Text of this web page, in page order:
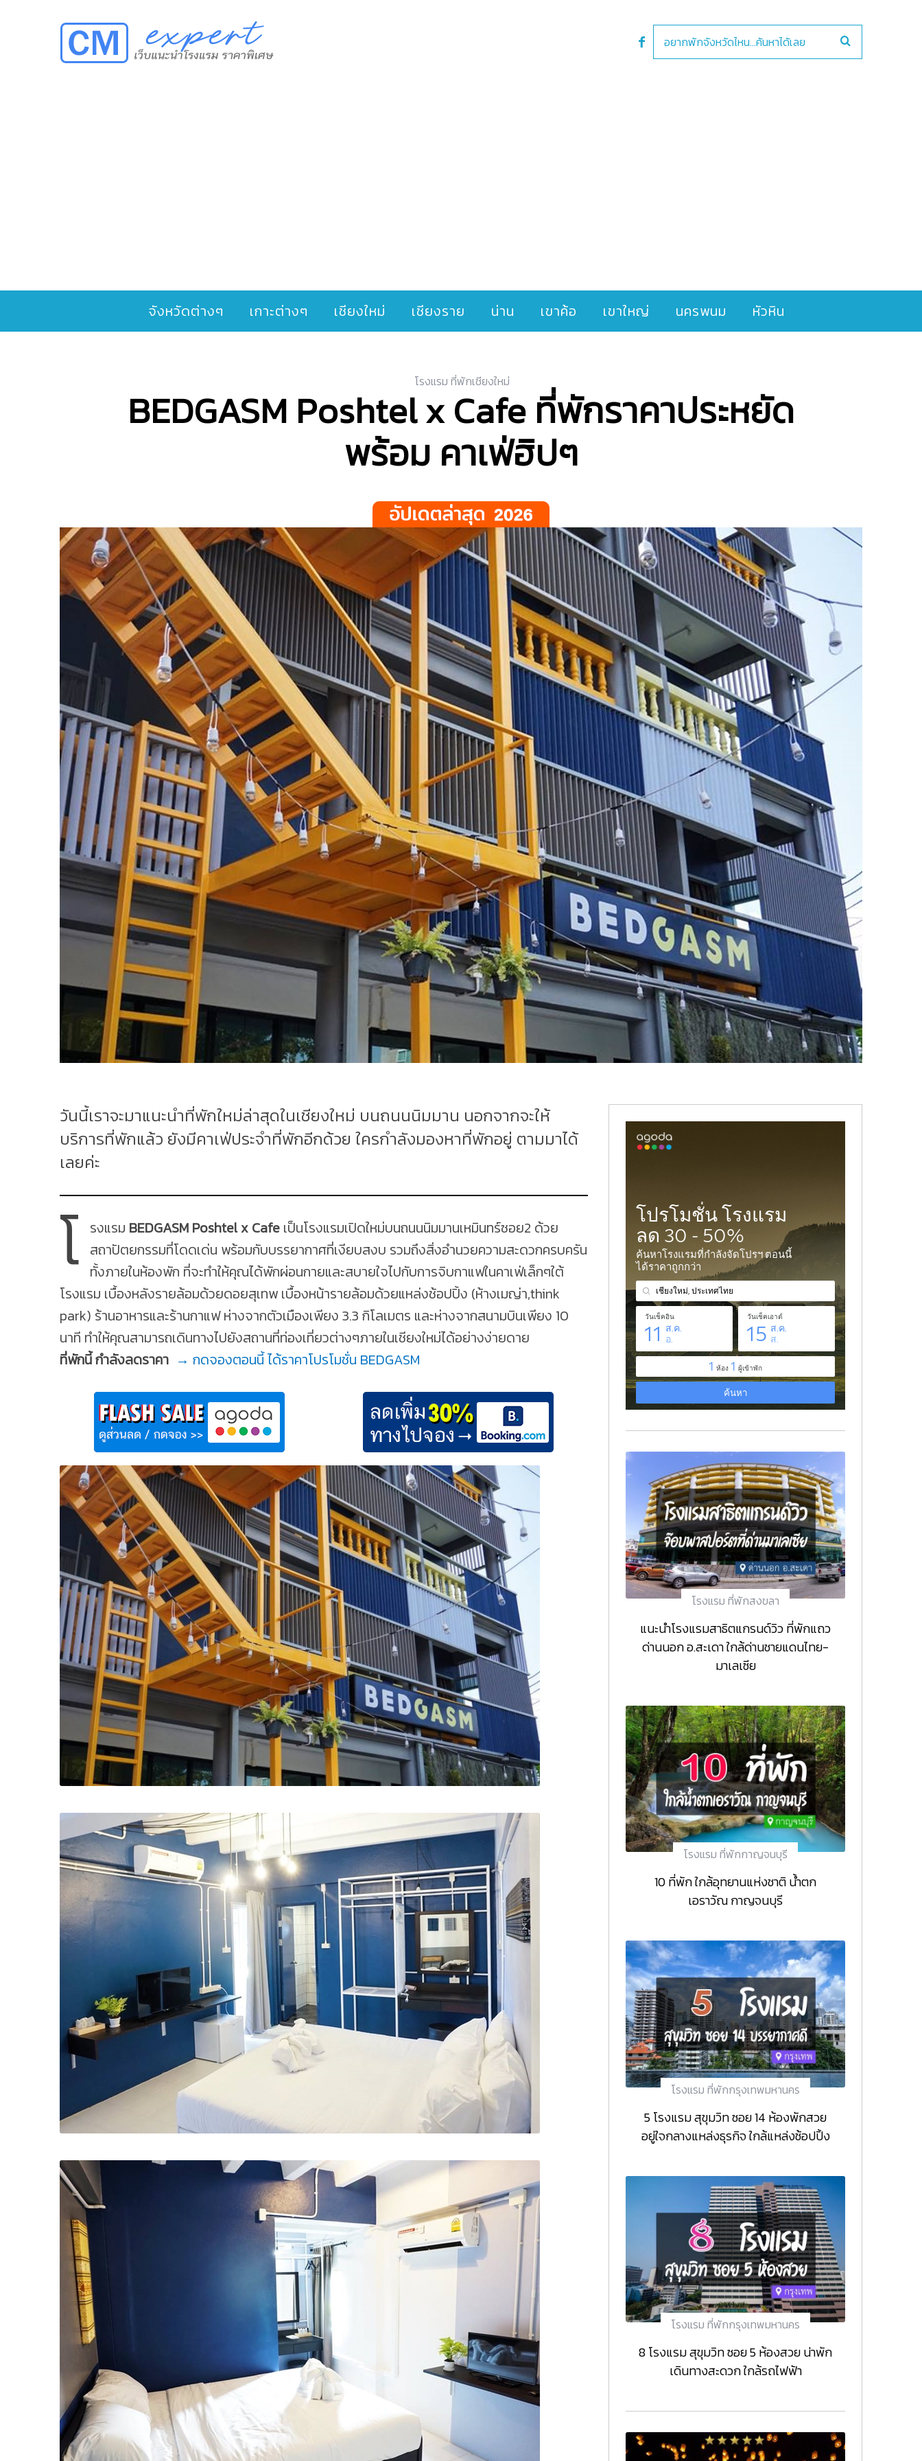
จังหวัดต่างๆ เกาะต่างๆ เชียงใหม่ เชียงราย น่าน เขาค้อ เขาใหญ่ นครพนม หัวหิน
โรงแรม ที่พักเชียงใหม่
BEDGASM Poshtel x Cafe ที่พักราคาประหยัด
พร้อม คาเฟ่ฮิปๆ
วันนี้เราจะมาแนะนำที่พักใหม่ล่าสุดในเชียงใหม่ บนถนนนิมมาน นอกจากจะให้
บริการที่พักแล้ว ยังมีคาเฟ่ประจำที่พักอีกด้วย ใครกำลังมองหาที่พักอยู่ ตามมาได้
เลยค่ะ
โ รงแรม BEDGASM Poshtel x Cafe เป็นโรงแรมเปิดใหม่บนถนนนิมมานเหมินทร์ซอย2 ด้วย
สถาปัตยกรรมที่โดดเด่น พร้อมกับบรรยากาศที่เงียบสงบ รวมถึงสิ่งอำนวยความสะดวกครบครัน
ทั้งภายในห้องพัก ที่จะทำให้คุณได้พักผ่อนกายและสบายใจไปกับการจิบกาแฟในคาเฟ่เล็กๆใต้
โรงแรม เบื้องหลังรายล้อมด้วยดอยสุเทพ เบื้องหน้ารายล้อมด้วยแหล่งช้อปปิ้ง (ห้างเมญ่า,think
park) ร้านอาหารและร้านกาแฟ ห่างจากตัวเมืองเพียง 3.3 กิโลเมตร และห่างจากสนามบินเพียง 10
นาที ทำให้คุณสามารถเดินทางไปยังสถานที่ท่องเที่ยวต่างๆภายในเชียงใหม่ได้อย่างง่ายดาย
ที่พักนี้ กำลังลดราคา → กดจองตอนนี้ ได้ราคาโปรโมชั่น BEDGASM
โรงแรม ที่พักสงขลา
แนะนำโรงแรมสาธิตแกรนด์วิว ที่พักแถว
ด่านนอก อ.สะเดา ใกล้ด่านชายแดนไทย-
มาเลเซีย
โรงแรม ที่พักกาญจนบุรี
10 ที่พัก ใกล้อุทยานแห่งชาติ น้ำตก
เอราวัณ กาญจนบุรี
โรงแรม ที่พักกรุงเทพมหานคร
5 โรงแรม สุขุมวิท ซอย 14 ห้องพักสวย
อยู่ใจกลางแหล่งธุรกิจ ใกล้แหล่งช้อปปิ้ง
โรงแรม ที่พักกรุงเทพมหานคร
8 โรงแรม สุขุมวิท ซอย 5 ห้องสวย น่าพัก
เดินทางสะดวก ใกล้รถไฟฟ้า